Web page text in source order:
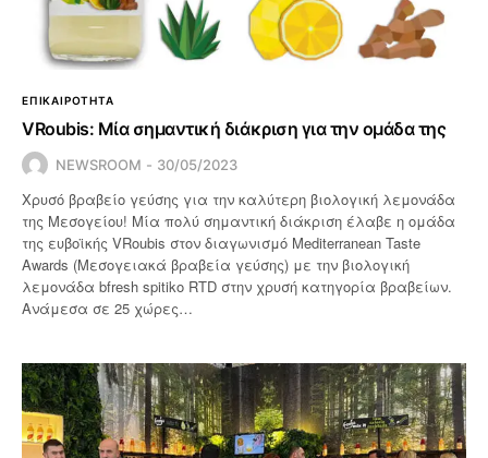
ΕΠΙΚΑΙΡΟΤΗΤΑ
VRoubis: Μία σημαντική διάκριση για την ομάδα της
NEWSROOM 30/05/2023
Χρυσό βραβείο γεύσης για την καλύτερη βιολογική λεμονάδα
της Μεσογείου! Μία πολύ σημαντική διάκριση έλαβε η ομάδα
της ευβοϊκής VRoubis στον διαγωνισμό Mediterranean Taste
Awards (Μεσογειακά βραβεία γεύσης) με την βιολογική
λεμονάδα bfresh spitiko RTD στην χρυσή κατηγορία βραβείων.
Ανάμεσα σε 25 χώρες…